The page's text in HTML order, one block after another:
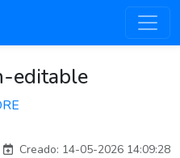
editable
Creado: 14-05-2026 14:09:28